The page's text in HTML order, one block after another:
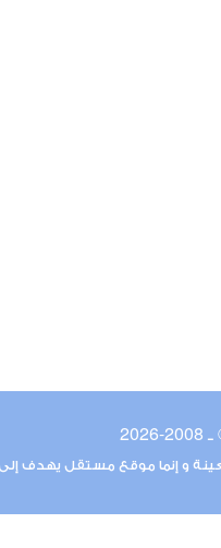
2026
و إنما موقع مستقل يهدف إلى